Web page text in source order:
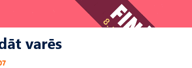
varēs